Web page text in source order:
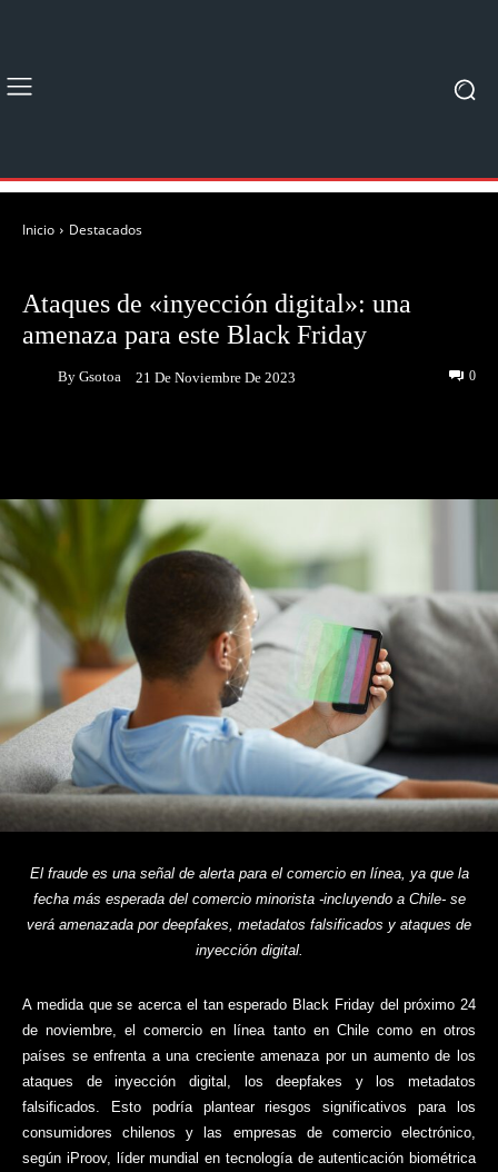
Inicio Destacados
Ataques de «inyección digital»: una
amenaza para este Black Friday
By Gsotoa 21 De Noviembre De 2023 0
El fraude es una señal de alerta para el comercio en línea, ya que la
fecha más esperada del comercio minorista -incluyendo a Chile- se
verá amenazada por deepfakes, metadatos falsificados y ataques de
inyección digital.
A medida que se acerca el tan esperado Black Friday del próximo 24
de noviembre, el comercio en línea tanto en Chile como en otros
países se enfrenta a una creciente amenaza por un aumento de los
ataques de inyección digital, los deepfakes y los metadatos
falsificados. Esto podría plantear riesgos significativos para los
consumidores chilenos y las empresas de comercio electrónico,
según iProov, líder mundial en tecnología de autenticación biométrica